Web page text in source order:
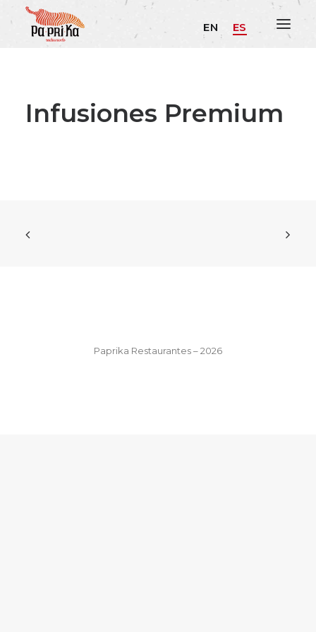
EN ES
Infusiones Premium
Paprika Restaurantes – 2026